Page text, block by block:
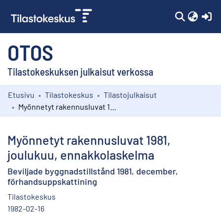
OTOS
Tilastokeskuksen julkaisut verkossa
Kokoelmat
Etusivu Tilastokeskus
Tilastojulkaisut
Myönnetyt rakennusluvat 1981,
joulukuu, ennakkolaskelma
Beviljade byggnadstillstånd 1981, december,
förhandsuppskattining
Tilastokeskus
1982-02-16